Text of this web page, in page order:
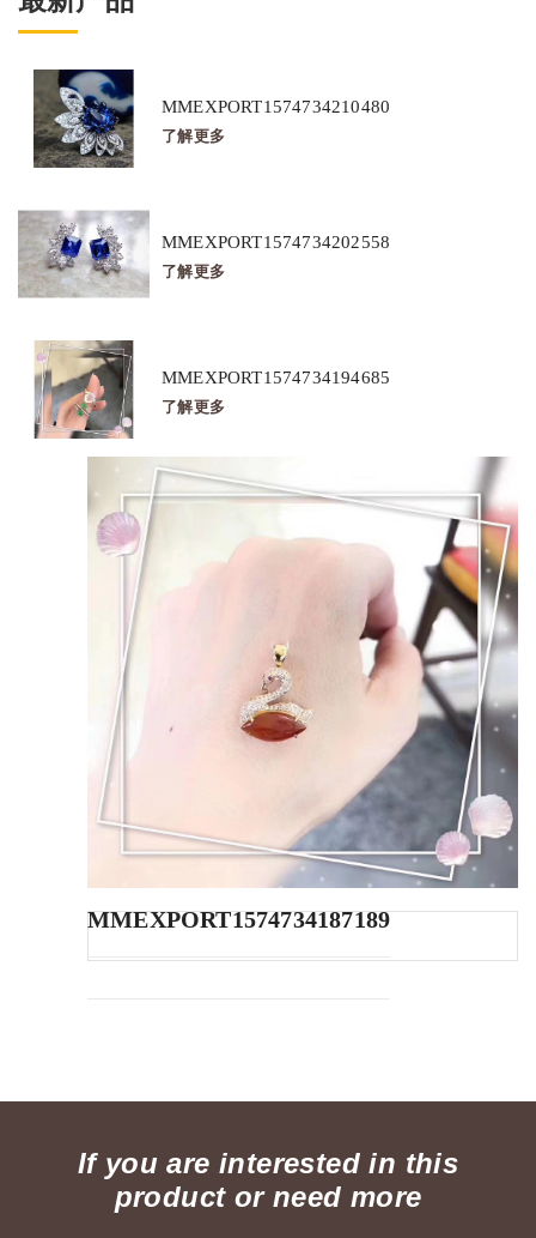
MMEXPORT1574734210480
了解更多
MMEXPORT1574734202558
了解更多
MMEXPORT1574734194685
了解更多
MMEXPORT1574734187189
If you are interested in this
product or need more